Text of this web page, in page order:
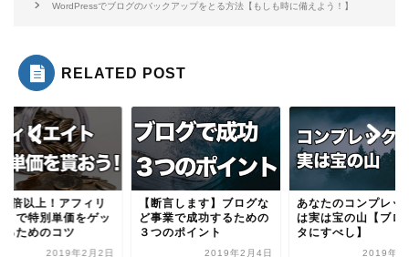
WordPressでブログのバックアップをとる方法【もしも時に備えよう！】
RELATED POST
2倍以上！アフィリ
トで特別単価をゲッ
るためのコツ
2019年2月2日
【断言します】ブログな
ど事業で成功するための
３つのポイント
2019年2月4日
あなたのコンプレッ
は実は宝の山【ブロ
タにすべし】
2019年3